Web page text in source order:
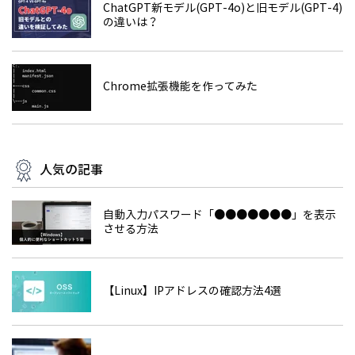
ChatGPT新モデル(GPT-4o)と旧モデル(GPT-4)
の違いは？
Chrome拡張機能を作ってみた
人気の記事
自動入力パスワード「●●●●●●●」を表示
させる方法
【Linux】IPアドレスの確認方法4選